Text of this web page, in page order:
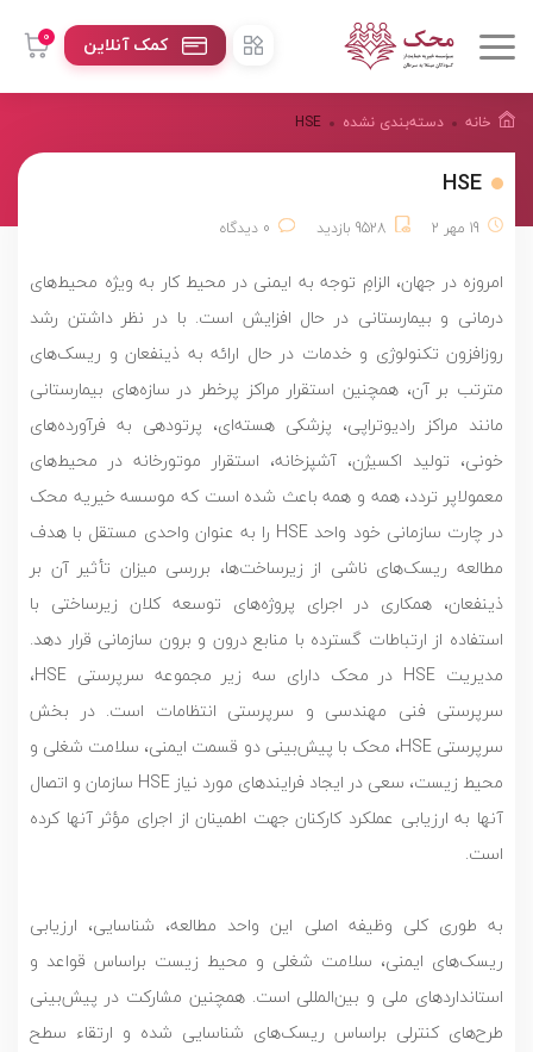
0 کمک آنلاین
خانه دسته‌بندی نشده HSE
HSE
19 مهر 2 9528 بازدید 0 دیدگاه
امروزه در جهان، الزامِ توجه به ایمنی در محیط کار به ویژه محیط‌های
درمانی و بیمارستانی در حال افزایش است. با در نظر داشتن رشد
روزافزون تکنولوژی و خدمات در حال ارائه به ذینفعان و ریسک‌های
مترتب بر آن، همچنین استقرار مراکز پرخطر در سازه‌های بیمارستانی
مانند مراکز رادیوتراپی، پزشکی هسته‌ای، پرتودهی به فرآورده‌های
خونی، تولید اکسیژن، آشپزخانه، استقرار موتورخانه‌ در محیط‌های
معمولاپر تردد، همه و همه باعث شده است که موسسه خیریه محک
در چارت سازمانی خود واحد HSE را به عنوان واحدی مستقل با هدف
مطالعه ریسک‌های ناشی از زیرساخت‌ها، بررسی میزان تأثیر آن بر
ذینفعان، همکاری در اجرای پروژه‌های توسعه کلان زیرساختی با
استفاده از ارتباطات گسترده با منابع درون و برون سازمانی قرار دهد.
مدیریت HSE در محک دارای سه زیر مجموعه سرپرستی HSE،
سرپرستی فنی مهندسی و سرپرستی انتظامات است. در بخش
سرپرستی HSE، محک با پیش‌بینی دو قسمت ایمنی، سلامت شغلی و
محیط زیست، سعی در ایجاد فرایندهای مورد نیاز HSE سازمان و اتصال
آنها به ارزیابی عملکرد کارکنان جهت اطمینان از اجرای مؤثر آنها کرده
است.
به طوری کلی وظیفه اصلی این واحد مطالعه، شناسایی، ارزیابی
ریسک‌های ایمنی، سلامت شغلی و محیط زیست براساس قواعد و
استانداردهای ملی و بین‌المللی است. همچنین مشارکت در پیش‌بینی
طرح‌های کنترلی براساس ریسک‌های شناسایی شده و ارتقاء سطح